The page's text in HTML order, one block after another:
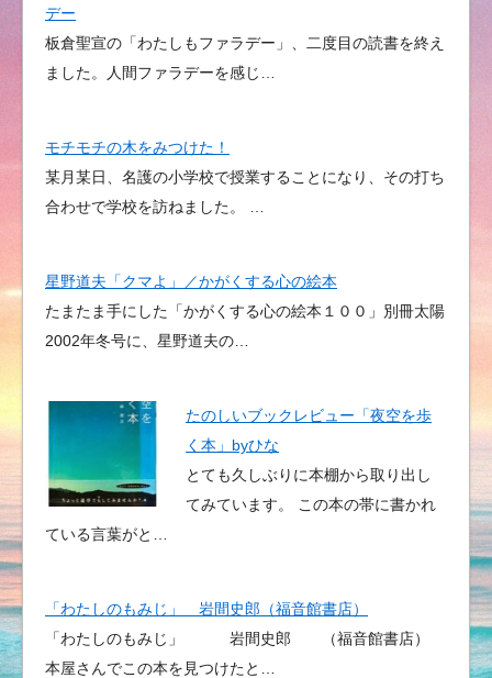
デー
板倉聖宣の「わたしもファラデー」、二度目の読書を終え
ました。人間ファラデーを感じ…
モチモチの木をみつけた！
某月某日、名護の小学校で授業することになり、その打ち
合わせで学校を訪ねました。 …
星野道夫「クマよ」／かがくする心の絵本
たまたま手にした「かがくする心の絵本１００」別冊太陽
2002年冬号に、星野道夫の…
たのしいブックレビュー「夜空を歩
く本」byひな
とても久しぶりに本棚から取り出し
てみています。 この本の帯に書かれ
ている言葉がと…
「わたしのもみじ」 岩間史郎（福音館書店）
「わたしのもみじ」 岩間史郎 （福音館書店）
本屋さんでこの本を見つけたと…